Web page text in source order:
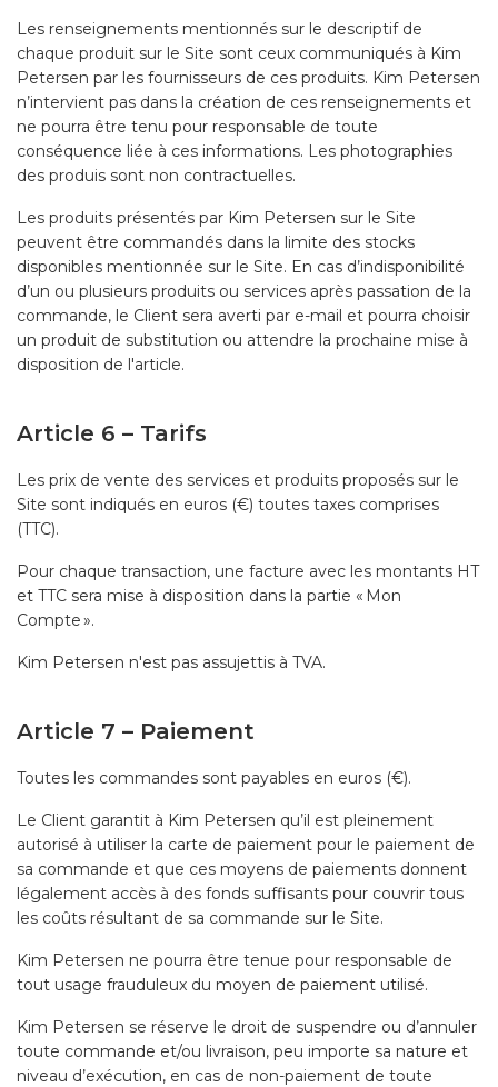
Les renseignements mentionnés sur le descriptif de
chaque produit sur le Site sont ceux communiqués à Kim
Petersen par les fournisseurs de ces produits. Kim Petersen
n’intervient pas dans la création de ces renseignements et
ne pourra être tenu pour responsable de toute
conséquence liée à ces informations. Les photographies
des produis sont non contractuelles.
Les produits présentés par Kim Petersen sur le Site
peuvent être commandés dans la limite des stocks
disponibles mentionnée sur le Site. En cas d’indisponibilité
d’un ou plusieurs produits ou services après passation de la
commande, le Client sera averti par e-mail et pourra choisir
un produit de substitution ou attendre la prochaine mise à
disposition de l'article.
Article 6 – Tarifs
Les prix de vente des services et produits proposés sur le
Site sont indiqués en euros (€) toutes taxes comprises
(TTC).
Pour chaque transaction, une facture avec les montants HT
et TTC sera mise à disposition dans la partie « Mon
Compte ».
Kim Petersen n'est pas assujettis à TVA.
Article 7 – Paiement
Toutes les commandes sont payables en euros (€).
Le Client garantit à Kim Petersen qu’il est pleinement
autorisé à utiliser la carte de paiement pour le paiement de
sa commande et que ces moyens de paiements donnent
légalement accès à des fonds suffisants pour couvrir tous
les coûts résultant de sa commande sur le Site.
Kim Petersen ne pourra être tenue pour responsable de
tout usage frauduleux du moyen de paiement utilisé.
Kim Petersen se réserve le droit de suspendre ou d’annuler
toute commande et/ou livraison, peu importe sa nature et
niveau d’exécution, en cas de non-paiement de toute